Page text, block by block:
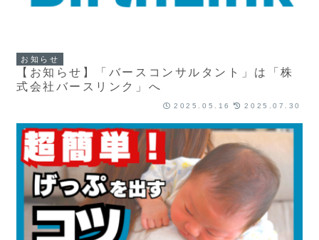
お知らせ
【お知らせ】「バースコンサルタント」は「株
式会社バースリンク」へ
2025.05.16 2025.07.30